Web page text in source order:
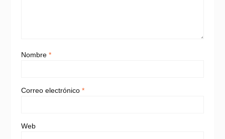
Nombre *
Correo electrónico *
Web